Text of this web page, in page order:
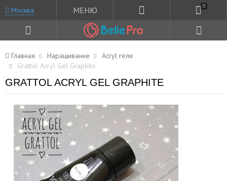
Москва МЕНЮ 0
Главная Наращивание
Acryl гели
Grattol Acryl Gel Graphite
GRATTOL ACRYL GEL GRAPHITE